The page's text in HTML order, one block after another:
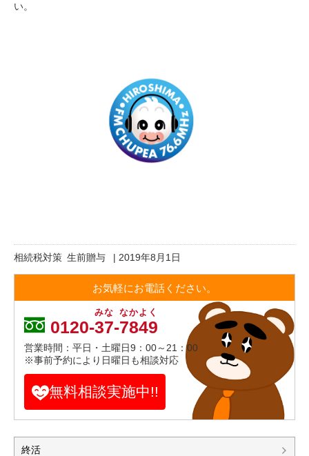
い。
相続税対策 生前贈与 | 2019年8月1日
お気軽にお電話ください。
0120-37
みな
-7849
なかよく
営業時間：平日・土曜日9：00～21：00
※事前予約により日曜日も相談対応
無料相談実施中!!
終活